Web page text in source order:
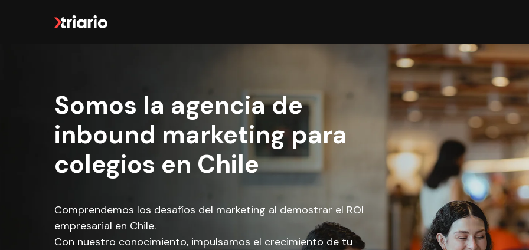
Somos la agencia de
inbound marketing para
colegios en Chile
Comprendemos los desafíos del marketing al demostrar el ROI
empresarial en Chile.
Con nuestro conocimiento, impulsamos el crecimiento de tu